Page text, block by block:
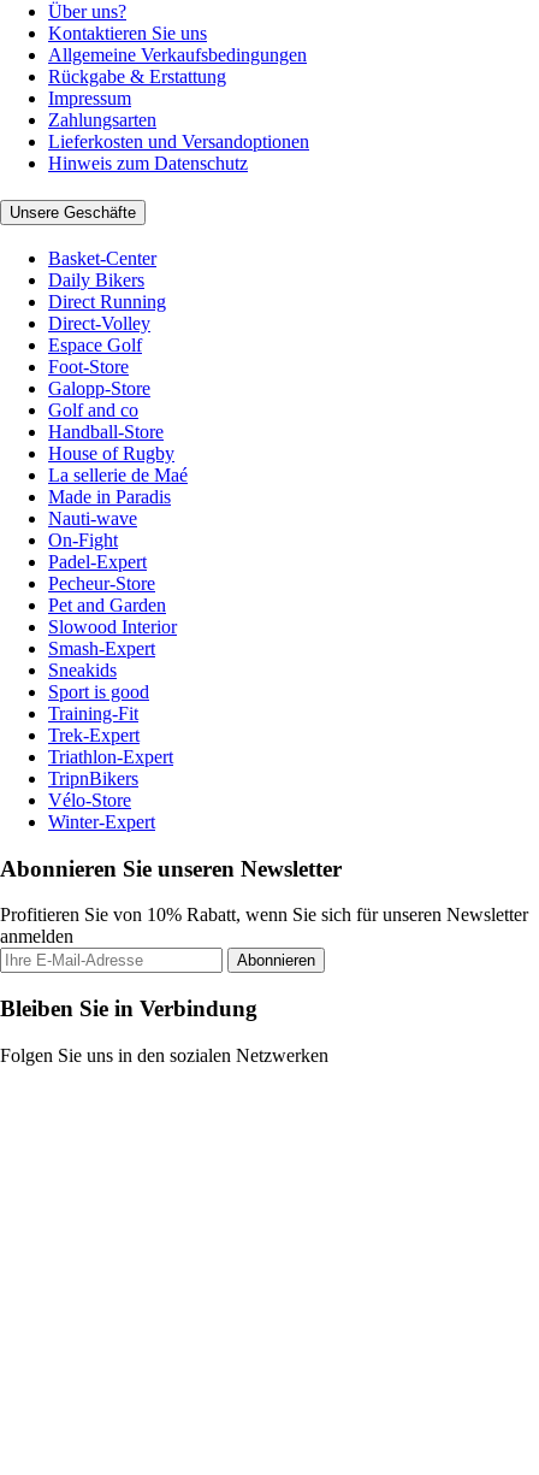
Über uns?
Kontaktieren Sie uns
Allgemeine Verkaufsbedingungen
Rückgabe & Erstattung
Impressum
Zahlungsarten
Lieferkosten und Versandoptionen
Hinweis zum Datenschutz
Unsere Geschäfte
Basket-Center
Daily Bikers
Direct Running
Direct-Volley
Espace Golf
Foot-Store
Galopp-Store
Golf and co
Handball-Store
House of Rugby
La sellerie de Maé
Made in Paradis
Nauti-wave
On-Fight
Padel-Expert
Pecheur-Store
Pet and Garden
Slowood Interior
Smash-Expert
Sneakids
Sport is good
Training-Fit
Trek-Expert
Triathlon-Expert
TripnBikers
Vélo-Store
Winter-Expert
Abonnieren Sie unseren Newsletter
Profitieren Sie von 10% Rabatt, wenn Sie sich für unseren Newsletter
anmelden
Abonnieren
Bleiben Sie in Verbindung
Folgen Sie uns in den sozialen Netzwerken